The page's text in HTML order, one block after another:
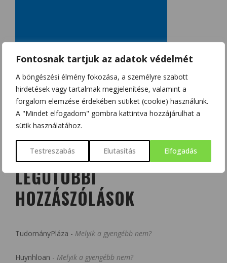
Fontosnak tartjuk az adatok védelmét
A böngészési élmény fokozása, a személyre szabott
hirdetések vagy tartalmak megjelenítése, valamint a
forgalom elemzése érdekében sütiket (cookie) használunk.
A "Mindet elfogadom" gombra kattintva hozzájárulhat a
sütik használatához.
Testreszabás Elutasítás Elfogadás
LEGUTÓBBI
HOZZÁSZÓLÁSOK
TudományPláza - Melyik a gyengébb nem?
Huynhloan - Melyik a gyengébb nem?